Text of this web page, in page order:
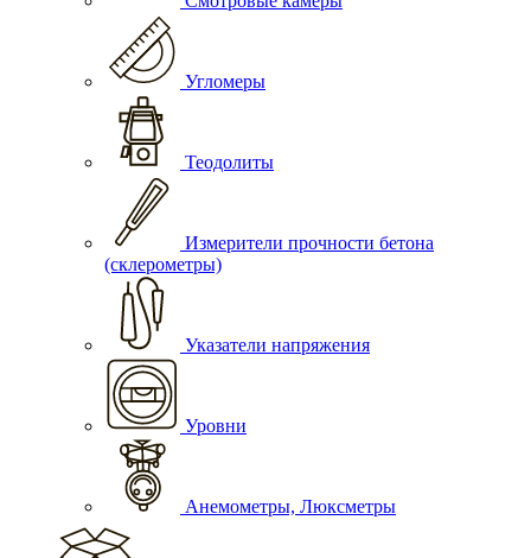
Угломеры
Теодолиты
Измерители прочности бетона
(склерометры)
Указатели напряжения
Уровни
Анемометры, Люксметры